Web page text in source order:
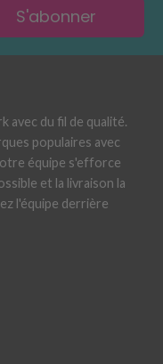
S'abonner
avec du fil de qualité.
populaires avec
équipe s'efforce
et la livraison la
l'équipe derrière